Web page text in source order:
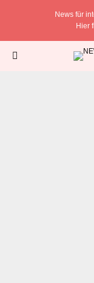
News für
Hier